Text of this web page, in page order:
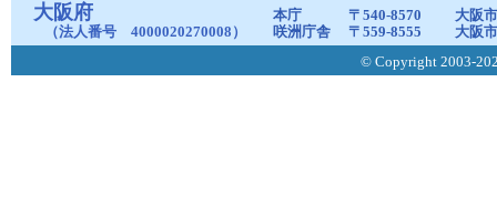
大阪府
（法人番号 4000020270008）
本庁 〒540-8570
大阪
咲洲庁舎
〒559-8555
大阪
© Copyright 2003-